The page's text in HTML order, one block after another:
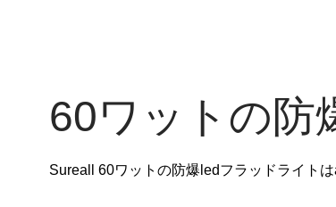
60ワットの防
Sureall 60ワットの防爆ledフラッドライト